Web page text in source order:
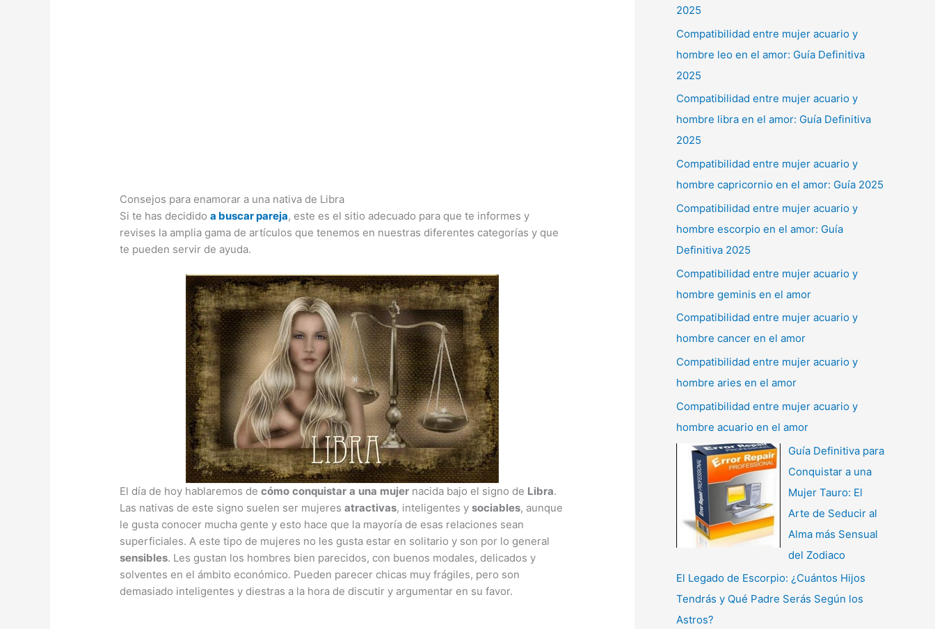
Consejos para enamorar a una nativa de Libra
Si te has decididoa buscar pareja, este es el sitio adecuado para que te informes y
revises la amplia gama de artículos que tenemos en nuestras diferentes categorías y que
te pueden servir de ayuda.
El día de hoy hablaremos decómo conquistar a una mujer nacida bajo el signo de Libra.
Las nativas de este signo suelen ser mujeresatractivas, inteligentes ysociables, aunque
le gusta conocer mucha gente y esto hace que la mayoría de esas relaciones sean
superficiales. A este tipo de mujeres no les gusta estar en solitario y son por lo general
sensibles. Les gustan los hombres bien parecidos, con buenos modales, delicados y
solventes en el ámbito económico. Pueden parecer chicas muy frágiles, pero son
demasiado inteligentes y diestras a la hora de discutir y argumentar en su favor.
2025
Compatibilidad entre mujer acuario y
hombre leo en el amor: Guía Definitiva
2025
Compatibilidad entre mujer acuario y
hombre libra en el amor: Guía Definitiva
2025
Compatibilidad entre mujer acuario y
hombre capricornio en el amor: Guía 2025
Compatibilidad entre mujer acuario y
hombre escorpio en el amor: Guía
Definitiva 2025
Compatibilidad entre mujer acuario y
hombre geminis en el amor
Compatibilidad entre mujer acuario y
hombre cancer en el amor
Compatibilidad entre mujer acuario y
hombre aries en el amor
Compatibilidad entre mujer acuario y
hombre acuario en el amor
Guía Definitiva para
Conquistar a una
Mujer Tauro: El
Arte de Seducir al
Alma más Sensual
del Zodiaco
El Legado de Escorpio: ¿Cuántos Hijos
Tendrás y Qué Padre Serás Según los
Astros?